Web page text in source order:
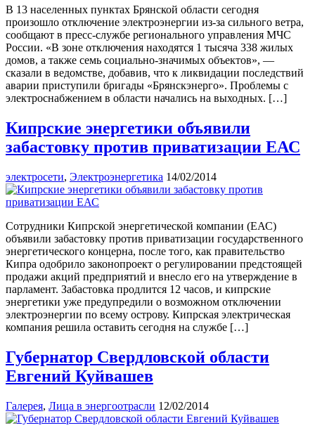
В 13 населенных пунктах Брянской области сегодня
произошло отключение электроэнергии из-за сильного ветра,
сообщают в пресс-службе регионального управления МЧС
России. «В зоне отключения находятся 1 тысяча 338 жилых
домов, а также семь социально-значимых объектов», —
сказали в ведомстве, добавив, что к ликвидации последствий
аварии приступили бригады «Брянскэнерго». Проблемы с
электроснабжением в области начались на выходных. […]
Кипрские энергетики объявили
забастовку против приватизации ЕАС
электросети, Электроэнергетика 14/02/2014
Сотрудники Кипрской энергетической компании (ЕАС)
объявили забастовку против приватизации государственного
энергетического концерна, после того, как правительство
Кипра одобрило законопроект о регулировании предстоящей
продажи акций предприятий и внесло его на утверждение в
парламент. Забастовка продлится 12 часов, и кипрские
энергетики уже предупредили о возможном отключении
электроэнергии по всему острову. Кипрская электрическая
компания решила оставить сегодня на службе […]
Губернатор Свердловской области
Евгений Куйвашев
Галерея, Лица в энергоотрасли 12/02/2014